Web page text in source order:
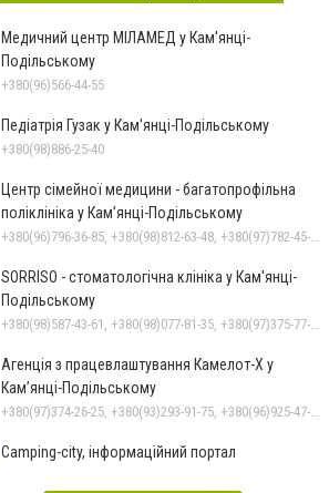
Медичний центр МІЛАМЕД у Кам'янці-
Подільському
+380(96)566-44-55
Педіатрія Гузак у Кам'янці-Подільському
+380(98)886-25-40
Центр сімейної медицини - багатопрофільна
поліклініка у Кам’янці-Подільському
+380(96)796-36-85, +380(98)812-63-48, +380(97)782-45-70
SORRISO - стоматологічна клініка у Кам'янці-
Подільському
+380(98)587-43-61, +380(98)077-81-35, +380(97)375-77-72, +380(97)982-31-07
Агенція з працевлаштування Камелот-Х у
Кам’янці-Подільському
+380(97)374-26-25, +380(93)293-91-75, +380(96)925-47-71, +380(73)327-54-83
Camping-city, інформаційний портал